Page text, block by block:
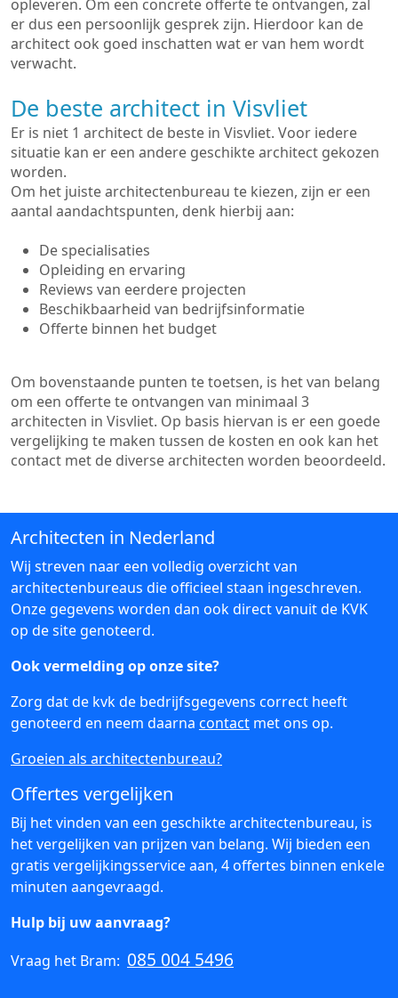
opleveren. Om een concrete offerte te ontvangen, zal
er dus een persoonlijk gesprek zijn. Hierdoor kan de
architect ook goed inschatten wat er van hem wordt
verwacht.
De beste architect in Visvliet
Er is niet 1 architect de beste in Visvliet. Voor iedere
situatie kan er een andere geschikte architect gekozen
worden.
Om het juiste architectenbureau te kiezen, zijn er een
aantal aandachtspunten, denk hierbij aan:
De specialisaties
Opleiding en ervaring
Reviews van eerdere projecten
Beschikbaarheid van bedrijfsinformatie
Offerte binnen het budget
Om bovenstaande punten te toetsen, is het van belang
om een offerte te ontvangen van minimaal 3
architecten in Visvliet. Op basis hiervan is er een goede
vergelijking te maken tussen de kosten en ook kan het
contact met de diverse architecten worden beoordeeld.
Architecten in Nederland
Wij streven naar een volledig overzicht van
architectenbureaus die officieel staan ingeschreven.
Onze gegevens worden dan ook direct vanuit de KVK
op de site genoteerd.
Ook vermelding op onze site?
Zorg dat de kvk de bedrijfsgegevens correct heeft
genoteerd en neem daarna contact met ons op.
Groeien als architectenbureau?
Offertes vergelijken
Bij het vinden van een geschikte architectenbureau, is
het vergelijken van prijzen van belang. Wij bieden een
gratis vergelijkingsservice aan, 4 offertes binnen enkele
minuten aangevraagd.
Hulp bij uw aanvraag?
Vraag het Bram: 085 004 5496